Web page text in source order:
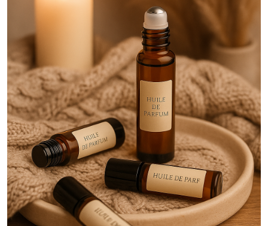
Naturelle
Senteur
Fruitée
(36)
Huile
Parfumée
Corporelle
Naturelle
Senteur
Aromatique
(11)